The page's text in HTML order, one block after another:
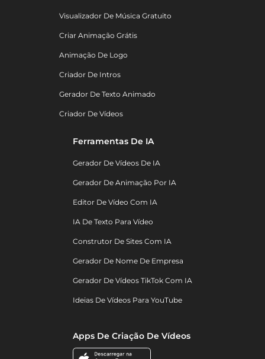
Visualizador De Música Gratuito
Criar Animação Grátis
Animação De Logo
Criador De Intros
Gerador De Texto Animado
Criador De Vídeos
Ferramentas De IA
Gerador De Vídeos De IA
Gerador De Animação Por IA
Editor De Vídeo Com IA
IA De Texto Para Vídeo
Construtor De Sites Com IA
Gerador De Nome De Empresa
Gerador De Vídeos TikTok Com IA
Ideias De Vídeos Para YouTube
Apps De Criação De Vídeos